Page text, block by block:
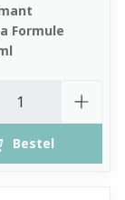
Formule
Bestel